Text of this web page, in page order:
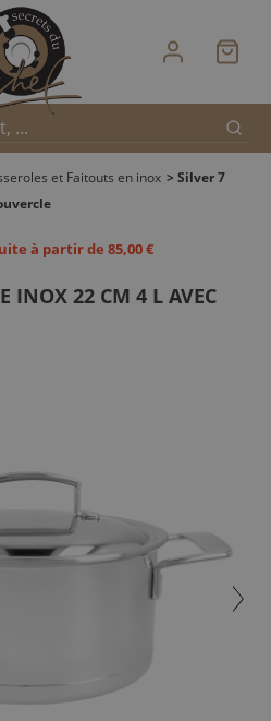
et Faitouts en inox > Silver 7
à partir de 85,00 €
INOX 22 CM 4 L AVEC